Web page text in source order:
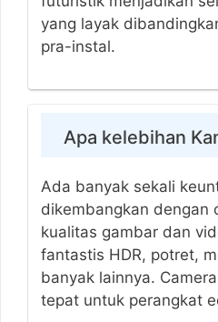
yang layak
pra-instal.
Apa kelebihan
Ada banyak sekali
dikembangkan dengan
kualitas gambar dan
fantastis HDR, potret,
banyak lainnya.
tepat untuk perangkat